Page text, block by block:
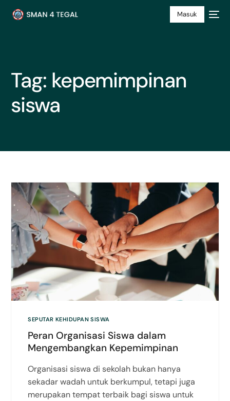
Masuk
Tag: kepemimpinan
siswa
SEPUTAR KEHIDUPAN SISWA
Peran Organisasi Siswa dalam
Mengembangkan Kepemimpinan
Organisasi siswa di sekolah bukan hanya
sekadar wadah untuk berkumpul, tetapi juga
merupakan tempat terbaik bagi siswa untuk